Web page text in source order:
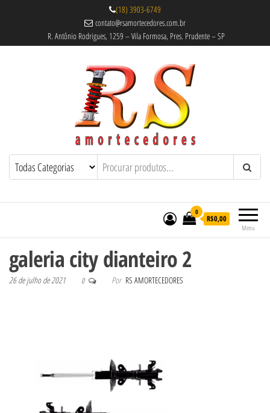
(18) 3903-6749
contato@rsamortecedores.com.br
R. Antônio Rodrigues, 1259 – Vila Formosa, Pres. Prudente – SP
Rs Amortecedores Recondicionados –
Suspensão e Molas
Amortecedores Recondicionados de
qualidade reconhecida.
Menu
0
R$0,00
galeria city dianteiro 2
26 de julho de 2021 0 Por RS AMORTECEDORES